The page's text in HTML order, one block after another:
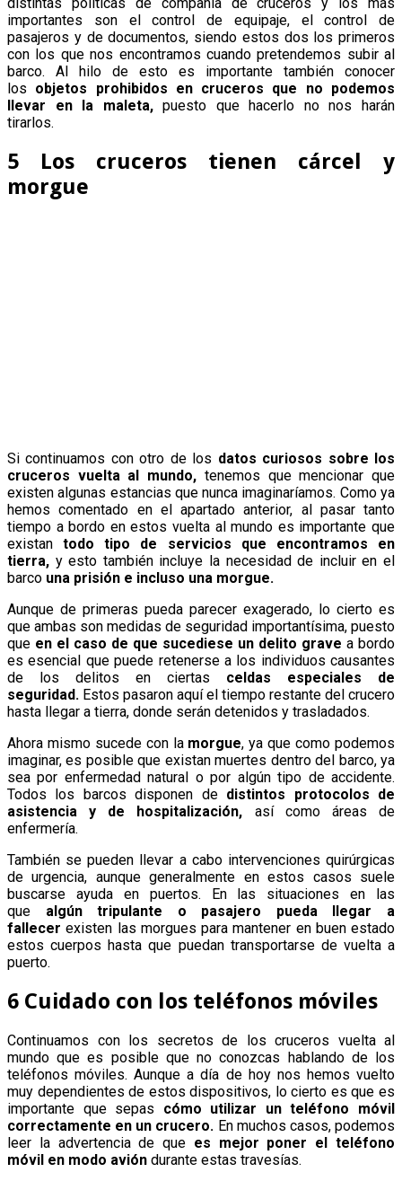
importantes son el control de equipaje, el control de
pasajeros y de documentos, siendo estos dos los primeros
con los que nos encontramos cuando pretendemos subir al
barco. Al hilo de esto es importante también conocer
los objetos prohibidos en cruceros que no podemos
llevar en la maleta,puesto que hacerlo no nos harán
tirarlos.
5 Los cruceros tienen cárcel y
morgue
Si continuamos con otro de los datos curiosos sobre los
cruceros vuelta al mundo, tenemos que mencionar que
existen algunas estancias que nunca imaginaríamos. Como ya
hemos comentado en el apartado anterior, al pasar tanto
tiempo a bordo en estos vuelta al mundo es importante que
existan todo tipo de servicios que encontramos en
tierra, y esto también incluye la necesidad de incluir en el
barco una prisión e incluso una morgue.
Aunque de primeras pueda parecer exagerado, lo cierto es
que ambas son medidas de seguridad importantísima, puesto
que en el caso de que sucediese un delito grave a bordo
es esencial que puede retenerse a los individuos causantes
de los delitos en ciertas celdas especiales de
seguridad. Estos pasaron aquí el tiempo restante del crucero
hasta llegar a tierra, donde serán detenidos y trasladados.
Ahora mismo sucede con la morgue, ya que como podemos
imaginar, es posible que existan muertes dentro del barco, ya
sea por enfermedad natural o por algún tipo de accidente.
Todos los barcos disponen dedistintos protocolos de
asistencia y de hospitalización, así como áreas de
enfermería.
También se pueden llevar a cabo intervenciones quirúrgicas
de urgencia, aunque generalmente en estos casos suele
buscarse ayuda en puertos. En las situaciones en las
que algún tripulante o pasajero pueda llegar a
fallecerexisten las morgues para mantener en buen estado
estos cuerpos hasta que puedan transportarse de vuelta a
puerto.
6 Cuidado con los teléfonos móviles
Continuamos con los secretos de los cruceros vuelta al
mundo que es posible que no conozcas hablando de los
teléfonos móviles. Aunque a día de hoy nos hemos vuelto
muy dependientes de estos dispositivos, lo cierto es que es
importante que sepas cómo utilizar un teléfono móvil
correctamente en un crucero. En muchos casos, podemos
leer la advertencia de que es mejor poner el teléfono
móvil en modo avión durante estas travesías.